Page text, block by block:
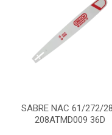
SABRE NAC 61/272/
208ATMD009 36D